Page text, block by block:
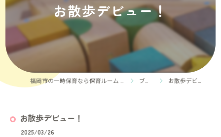
お散歩デビュー！
ブログ お散歩デビュー！
お散歩デビュー！
2025/03/26